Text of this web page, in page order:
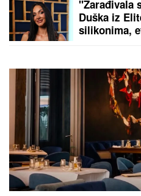
SRBIN UTIŠAO "TUMBU":
PAOK i doneo pobedu
Deluju
hladno, a
Oni su
izabrali -
PRODAJU
SE
Mirko
pokazala
nakon dva